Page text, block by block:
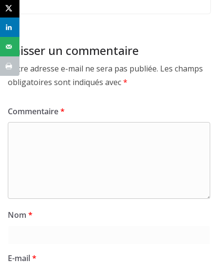
Laisser un commentaire
Votre adresse e-mail ne sera pas publiée. Les champs
obligatoires sont indiqués avec*
Commentaire*
Nom *
E-mail*